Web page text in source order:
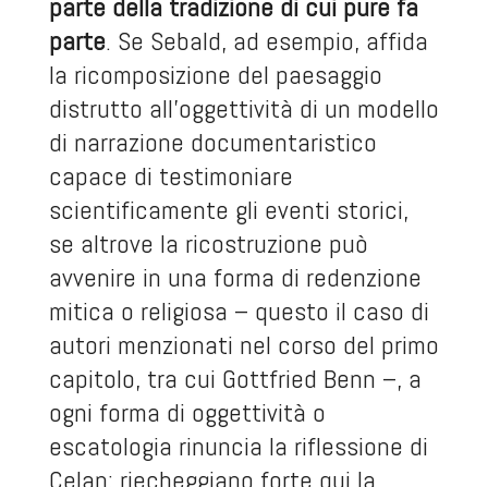
parte della tradizione di cui pure fa
parte. Se Sebald, ad esempio, affida
la ricomposizione del paesaggio
distrutto all’oggettività di un modello
di narrazione documentaristico
capace di testimoniare
scientificamente gli eventi storici,
se altrove la ricostruzione può
avvenire in una forma di redenzione
mitica o religiosa – questo il caso di
autori menzionati nel corso del primo
capitolo, tra cui Gottfried Benn –, a
ogni forma di oggettività o
escatologia rinuncia la riflessione di
Celan: riecheggiano forte qui la